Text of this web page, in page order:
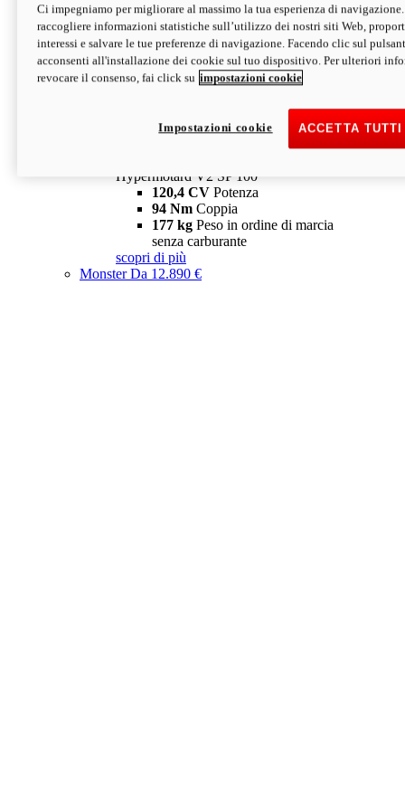
Hypermotard V2 SP
120,4 CVPotenza
94 NmCoppia
177 kgPeso in ordine di marcia
senza carburante
Depotenziata 35 kW: 18.890 € i
configura scopri di più
Hypermotard V2 SP 100
120,4 CV Potenza
94 Nm Coppia
177 kg Peso in ordine di marcia
senza carburante
scopri di più
MonsterDa 12.890 €
Ci impegniamo per migliorare al massimo la tua esperienza di
raccogliere informazioni statistiche sull’utilizzo dei nostri siti Web,
interessi e salvare le tue preferenze di navigazione. Facendo clic sul
acconsenti all'installazione dei cookie sul tuo dispositivo. Per ulteriori
revocare il consenso, fai click su impostazioni cookie
ACCETTA
Impostazioni cookie